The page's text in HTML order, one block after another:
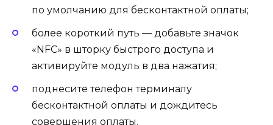
по умолчанию для бесконтактной оплаты;
более короткий путь — добавьте значок
«NFC» в шторку быстрого доступа и
активируйте модуль в два нажатия;
поднесите телефон терминалу
бесконтактной оплаты и дождитесь
совершения оплаты.